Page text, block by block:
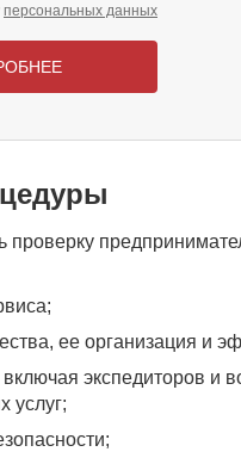
персональных данных
проверку
ее организация и
экспедиторов и
услуг;